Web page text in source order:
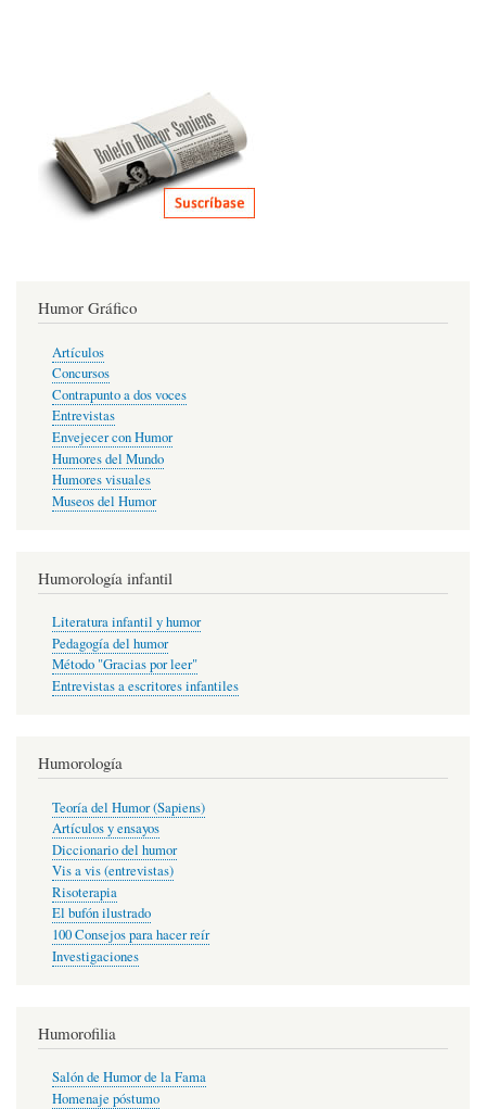
Humor Gráfico
Artículos
Concursos
Contrapunto a dos voces
Entrevistas
Envejecer con Humor
Humores del Mundo
Humores visuales
Museos del Humor
Humorología infantil
Literatura infantil y humor
Pedagogía del humor
Método "Gracias por leer"
Entrevistas a escritores infantiles
Humorología
Teoría del Humor (Sapiens)
Artículos y ensayos
Diccionario del humor
Vis a vis (entrevistas)
Risoterapia
El bufón ilustrado
100 Consejos para hacer reír
Investigaciones
Humorofilia
Salón de Humor de la Fama
Homenaje póstumo